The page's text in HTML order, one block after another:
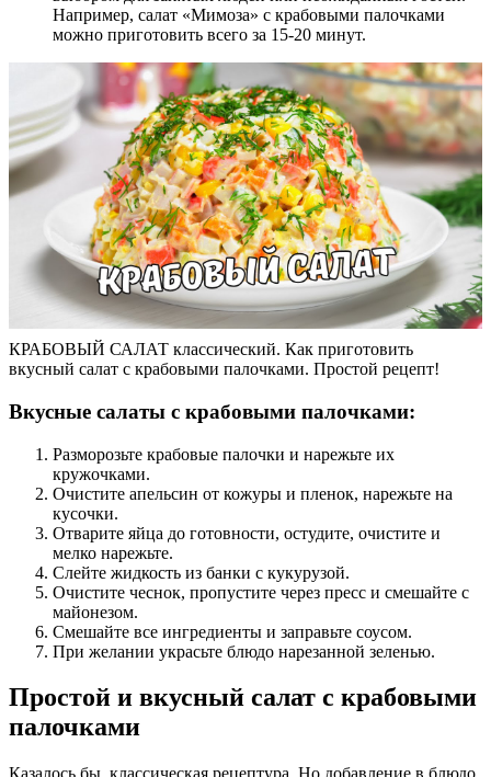
Например, салат «Мимоза» с крабовыми палочками
можно приготовить всего за 15-20 минут.
КРАБОВЫЙ САЛАТ классический. Как приготовить
вкусный салат с крабовыми палочками. Простой рецепт!
Вкусные салаты с крабовыми палочками:
Разморозьте крабовые палочки и нарежьте их
кружочками.
Очистите апельсин от кожуры и пленок, нарежьте на
кусочки.
Отварите яйца до готовности, остудите, очистите и
мелко нарежьте.
Слейте жидкость из банки с кукурузой.
Очистите чеснок, пропустите через пресс и смешайте с
майонезом.
Смешайте все ингредиенты и заправьте соусом.
При желании украсьте блюдо нарезанной зеленью.
Простой и вкусный салат с крабовыми
палочками